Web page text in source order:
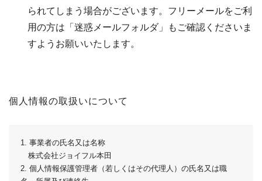
られてしまう場合がございます。フリーメールをご利
用の方は「迷惑メールフォルダ」もご確認くださいま
すようお願いいたします。
個人情報の取扱いについて
1. 事業者の氏名又は名称
株式会社ジョイフル本田
2. 個人情報保護管理者（若しくはその代理人）の氏名又は職